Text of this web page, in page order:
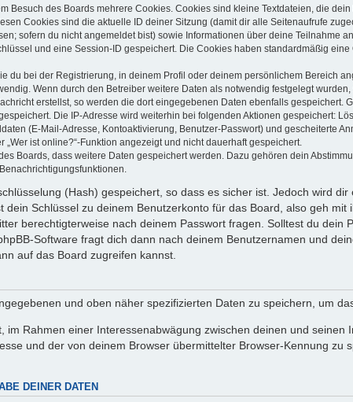
Besuch des Boards mehrere Cookies. Cookies sind kleine Textdateien, die
Cookies sind die aktuelle ID deiner Sitzung (damit dir alle Seitenaufrufe
sofern du nicht angemeldet bist) sowie Informationen über deine Teilnahme
und eine Session-ID gespeichert. Die Cookies haben standardmäßig
du bei der Registrierung, in deinem Profil oder deinem persönlichem Bereich
Wenn durch den Betreiber weitere Daten als notwendig festgelegt
erstellst, so werden die dort eingegebenen Daten ebenfalls gespeichert.
Die IP-Adresse wird weiterhin bei folgenden Aktionen gespeichert:
(E-Mail-Adresse, Kontoaktivierung, Benutzer-Passwort) und gescheiterte
ist online?“-Funktion angezeigt und nicht dauerhaft gespeichert.
Boards, dass weitere Daten gespeichert werden. Dazu gehören dein
(Hash) gespeichert, so dass es sicher ist. Jedoch wird
dein Schlüssel zu deinem Benutzerkonto für das Board, also geh
berechtigterweise nach deinem Passwort fragen. Solltest du dein
Software fragt dich dann nach deinem Benutzernamen und
auf das Board zugreifen kannst.
und oben näher spezifizierten Daten zu speichern, um
im Rahmen einer Interessenabwägung zwischen deinen und
und der von deinem Browser übermittelter Browser-Kennung
DEINER DATEN